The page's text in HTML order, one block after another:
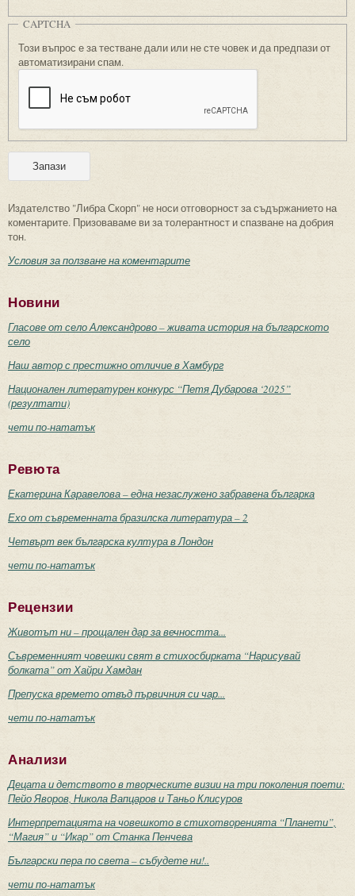
CAPTCHA
Този въпрос е за тестване дали или не сте човек и да предпази от
автоматизирани спам.
Издателство "Либра Скорп" не носи отговорност за съдържанието на
коментарите. Призоваваме ви за толерантност и спазване на добрия
тон.
Условия за ползване на коментарите
Новини
Гласове от село Александрово – живата история на българското
село
Наш автор с престижно отличие в Хамбург
Национален литературен конкурс “Петя Дубарова ‘2025”
(резултати)
чети по-нататък
Ревюта
Екатерина Каравелова – една незаслужено забравена българка
Ехо от съвременната бразилска литература – 2
Четвърт век българска култура в Лондон
чети по-нататък
Рецензии
Животът ни – прощален дар за вечността...
Съвременният човешки свят в стихосбирката “Нарисувай
болката” от Хайри Хамдан
Препуска времето отвъд първичния си чар...
чети по-нататък
Анализи
Децата и детството в творческите визии на три поколения поети:
Пейо Яворов, Никола Вапцаров и Таньо Клисуров
Интерпретацията на човешкото в стихотворенията “Планети”,
“Магия” и “Икар” от Станка Пенчева
Български пера по света – събудете ни!..
чети по-нататък